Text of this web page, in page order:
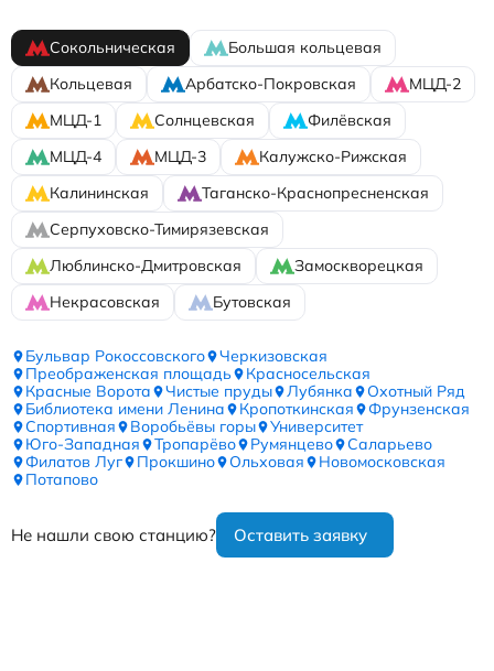
Сокольническая
Большая кольцевая
Кольцевая
Арбатско-Покровская
МЦД-2
МЦД-1
Солнцевская
Филёвская
МЦД-4
МЦД-3
Калужско-Рижская
Калининская
Таганско-Краснопресненская
Серпуховско-Тимирязевская
Люблинско-Дмитровская
Замоскворецкая
Некрасовская
Бутовская
Бульвар Рокоссовского
Черкизовская
Преображенская площадь
Красносельская
Красные Ворота
Чистые пруды Лубянка
Охотный Ряд
Библиотека имени Ленина
Кропоткинская
Фрунзенская
Спортивная
Воробьёвы горы
Университет
Юго-Западная
Тропарёво Румянцево
Саларьево
Филатов Луг
Прокшино Ольховая
Новомосковская
Потапово
Не нашли свою станцию? Оставить заявку